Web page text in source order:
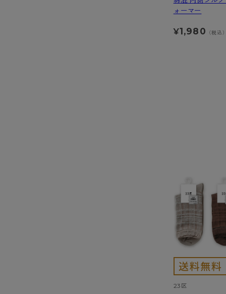
ォーマー
¥1,980 （税込
23区